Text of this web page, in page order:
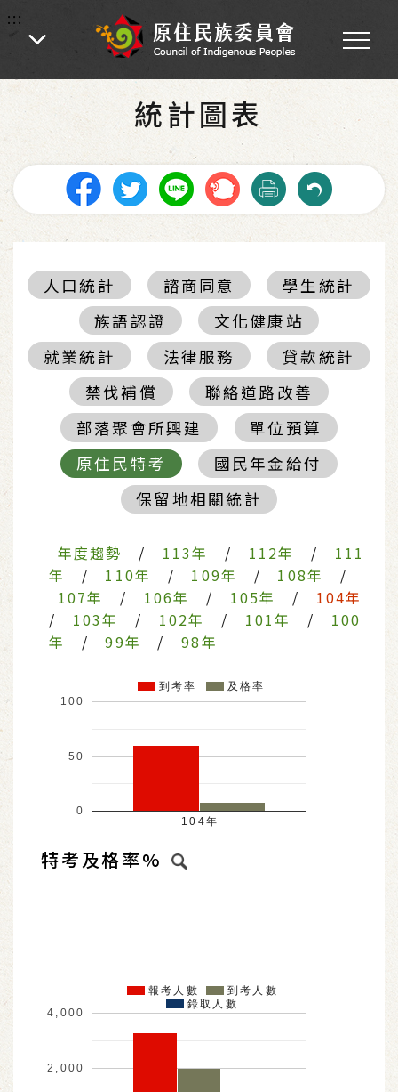
:::
:::
首頁 統計圖表
統計圖表
人口統計 諮商同意
學生統計
族語認證
文化健康站
就業統計
法律服務
貸款統計
禁伐補償
聯絡道路改善
部落聚會所興建
單位預算
原住民特考
國民年金給付
保留地相關統計
年度趨勢 / 113年 / 112年 /
111
年
/ 110年 / 109年 / 108年
/
107年
/ 106年 / 105年 /
104年
/
103年 / 102年 / 101年 /
100
年
/ 99年 / 98年
到考率 及格率
104年
0
50
100
特考及格率%
報考人數
到考人數
錄取人數
2,000
4,000